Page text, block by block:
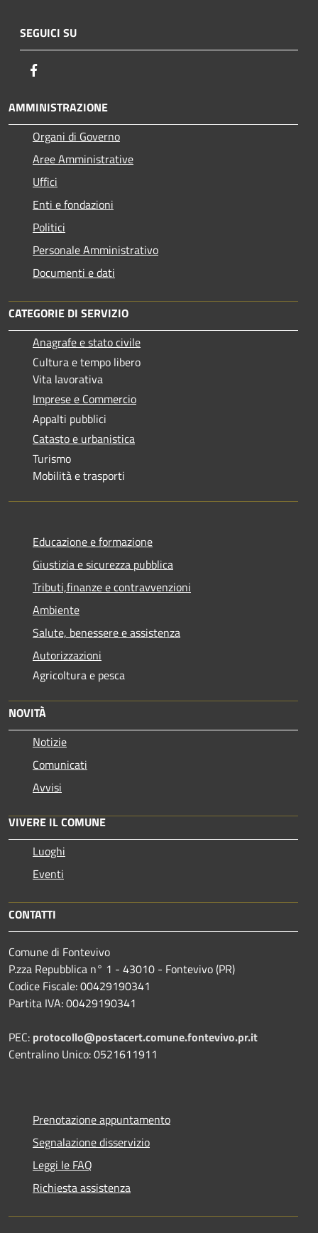
SEGUICI SU
AMMINISTRAZIONE
Organi di Governo
Aree Amministrative
Uffici
Enti e fondazioni
Politici
Personale Amministrativo
Documenti e dati
CATEGORIE DI SERVIZIO
Anagrafe e stato civile
Cultura e tempo libero
Vita lavorativa
Imprese e Commercio
Appalti pubblici
Catasto e urbanistica
Turismo
Mobilità e trasporti
Educazione e formazione
Giustizia e sicurezza pubblica
Tributi,finanze e contravvenzioni
Ambiente
Salute, benessere e assistenza
Autorizzazioni
Agricoltura e pesca
NOVITÀ
Notizie
Comunicati
Avvisi
VIVERE IL COMUNE
Luoghi
Eventi
CONTATTI
Comune di Fontevivo
P.zza Repubblica n° 1 - 43010 - Fontevivo (PR)
Codice Fiscale: 00429190341
Partita IVA: 00429190341
PEC: protocollo@postacert.comune.fontevivo.pr.it
Centralino Unico: 0521611911
Prenotazione appuntamento
Segnalazione disservizio
Leggi le FAQ
Richiesta assistenza